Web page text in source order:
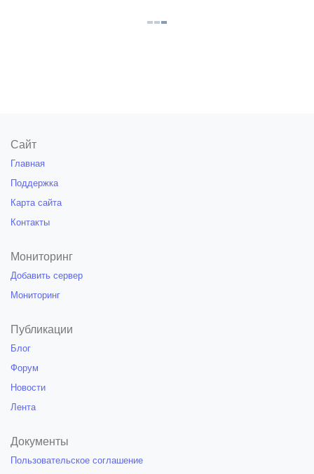
Сайт
Главная
Поддержка
Карта сайта
Контакты
Мониторинг
Добавить сервер
Мониторинг
Публикации
Блог
Форум
Новости
Лента
Документы
Пользовательское соглашение